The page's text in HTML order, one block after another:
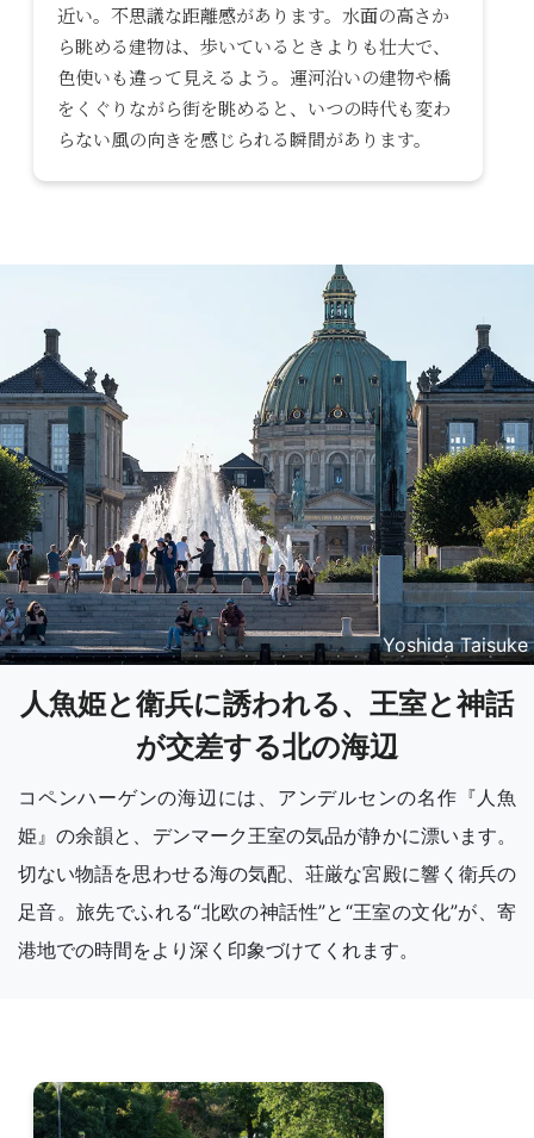
近い。不思議な距離感があります。水面の高さか
ら眺める建物は、歩いているときよりも壮大で、
色使いも違って見えるよう。運河沿いの建物や橋
をくぐりながら街を眺めると、いつの時代も変わ
らない風の向きを感じられる瞬間があります。
Yoshida Taisuke
人魚姫と衛兵に誘われる、王室と神話
が交差する北の海辺
コペンハーゲンの海辺には、アンデルセンの名作『人魚
姫』の余韻と、デンマーク王室の気品が静かに漂います。
切ない物語を思わせる海の気配、荘厳な宮殿に響く衛兵の
足音。旅先でふれる“北欧の神話性”と“王室の文化”が、寄
港地での時間をより深く印象づけてくれます。